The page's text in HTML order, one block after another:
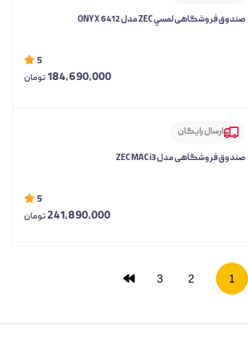
صندوق فروشگاهی لمسي ZEC مدل ONYX 6412
5
184,690,000تومان
ارسال رایگان
صندوق فروشگاهی مدل ZEC MAC i3
5
241,890,000تومان
1
2
3